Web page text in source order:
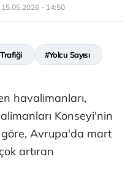
15.05.2026 - 14:50
#Yolcu Sayısı
havalimanları,
Konseyi'nin
göre, Avrupa'da mart
artıran